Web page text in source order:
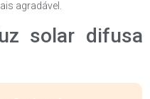
agradável.
solar difusa